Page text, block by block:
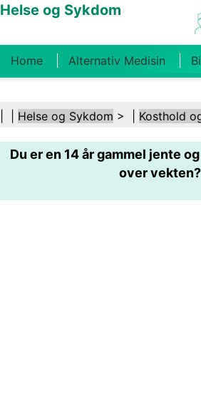
Helse og Sykdom
Home Alternativ Medisin
Kosthold Og Ernæring
Helsebransjen Psykisk Helse
Helse og Sykdom > | Kosthold
Du er en 14 år gammel jente
over vekten?